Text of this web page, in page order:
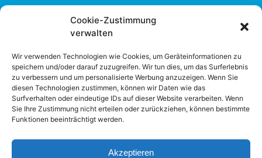
Cookie-Zustimmung
verwalten
Wir verwenden Technologien wie Cookies, um Geräteinformationen zu
speichern und/oder darauf zuzugreifen. Wir tun dies, um das Surferlebnis
zu verbessern und um personalisierte Werbung anzuzeigen. Wenn Sie
diesen Technologien zustimmen, können wir Daten wie das
Surfverhalten oder eindeutige IDs auf dieser Website verarbeiten. Wenn
Sie Ihre Zustimmung nicht erteilen oder zurückziehen, können bestimmte
Funktionen beeinträchtigt werden.
Akzeptieren
Liefer- und Zahlungsbedingungen
Rückgabebedingungen
Kunde wirbt Kunde
Datenschutz